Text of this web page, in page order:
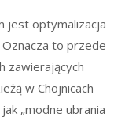
jest optymalizacja
to przede
zawierających
w Chojnicach
„modne ubrania